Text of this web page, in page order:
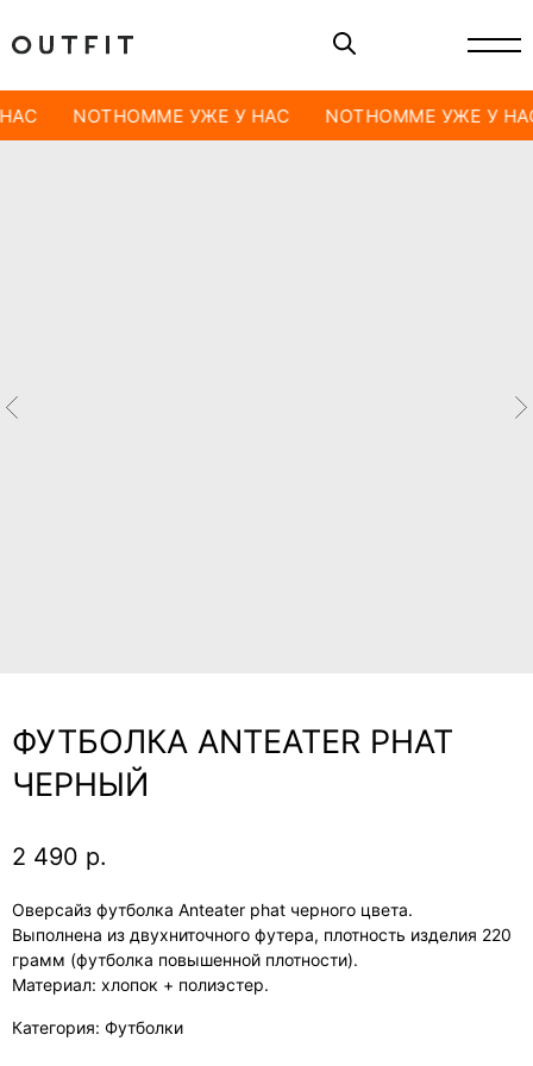
NOTHOMME УЖЕ У НАС NOTHOMME УЖЕ У
ФУТБОЛКА ANTEATER PHAT
ЧЕРНЫЙ
2 490 р.
Оверсайз футболка Anteater phat черного цвета.
Выполнена из двухниточного футера, плотность изделия 220
грамм (футболка повышенной плотности).
Материал: хлопок + полиэстер.
Категория: Футболки